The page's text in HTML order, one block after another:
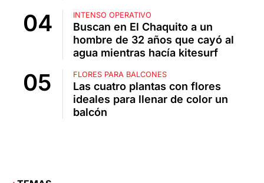
INTENSO OPERATIVO
Buscan en El Chaquito a un
hombre de 32 años que cayó al
agua mientras hacía kitesurf
FLORES PARA BALCONES
Las cuatro plantas con flores
ideales para llenar de color un
balcón